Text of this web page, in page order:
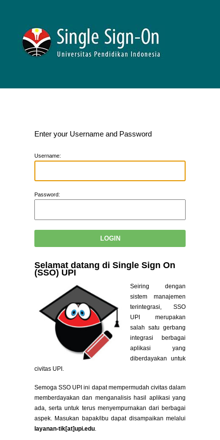
Enter your Username and Password
Username:
Password:
Selamat datang di Single Sign On
(SSO) UPI
Seiring dengan
sistem manajemen
terintegrasi, SSO
UPI merupakan
salah satu gerbang
integrasi berbagai
aplikasi yang
diberdayakan untuk
civitas UPI.
Semoga SSO UPI ini dapat mempermudah civitas dalam
memberdayakan dan menganalisis hasil aplikasi yang
ada, serta untuk terus menyempurnakan dari berbagai
aspek. Masukan bapak/ibu dapat disampaikan melalui
layanan-tik[at]upi.edu.